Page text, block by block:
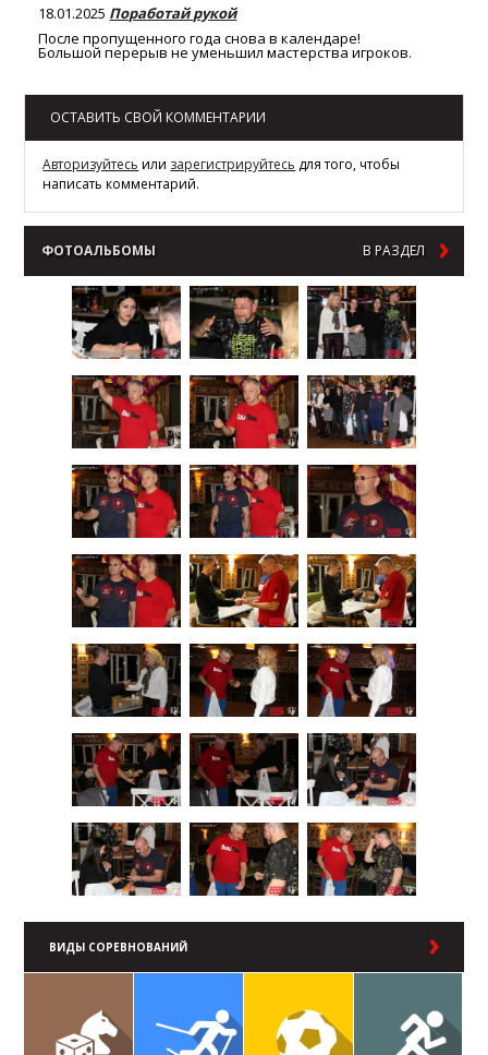
18.01.2025 Поработай рукой
После пропущенного года снова в календаре!
Большой перерыв не уменьшил мастерства игроков.
ОСТАВИТЬ СВОЙ КОММЕНТАРИИ
Авторизуйтесь или зарегистрируйтесь для того, чтобы
написать комментарий.
ФОТОАЛЬБОМЫ В РАЗДЕЛ
ВИДЫ СОРЕВНОВАНИЙ